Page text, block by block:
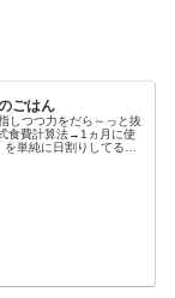
ごはん
しつつ力をだら～っと抜
食費計算法→1ヵ月に使
単純に日割りしてるだ